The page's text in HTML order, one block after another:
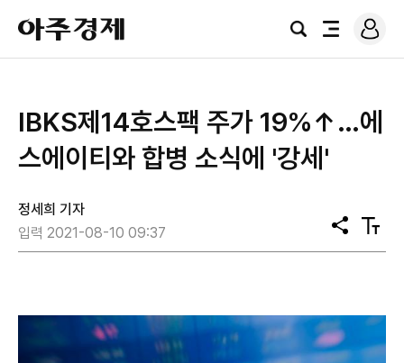
아
주
경
검
전
로
그
IBKS제14호스팩 주가 19%↑…에
스에이티와 합병 소식에 '강세'
정세희 기자
입력 2021-08-10 09:37
공
유
텍
스